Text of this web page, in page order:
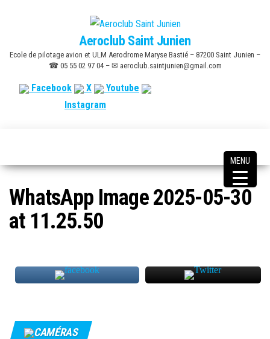
content
Aeroclub Saint Junien
Ecole de pilotage avion et ULM Aerodrome Maryse Bastié – 87200 Saint Junien –
☎ 05 55 02 97 04 – ✉ aeroclub.saintjunien@gmail.com
Facebook X
Youtube
Instagram
WhatsApp Image 2025-05-30
at 11.25.50
CAMÉRAS
MENU